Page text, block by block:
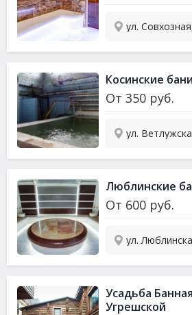
ул.
Косинские бани
От350 руб.
ул.
Люблинские
От 600 руб.
ул.
Усадьба
Угрешской